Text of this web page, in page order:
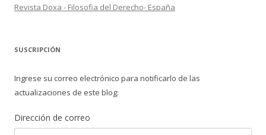
Revista Doxa - Filosofia del Derecho- España
SUSCRIPCIÓN
Ingrese su correo electrónico para notificarlo de las
actualizaciones de este blog:
Dirección de correo
Dirección